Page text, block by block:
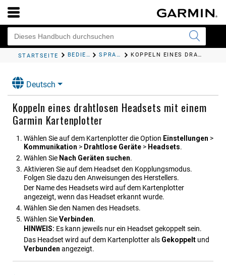
STARTSEITE BEDIENEN DES KARTENPLOTTERS SPRACHSTEUERUNG KOPPELN EINES DRAHTLOSEN HEADSETS MIT EINEM GARMIN KARTENPLOTTER
Deutsch
Koppeln eines drahtlosen Headsets mit einem
Garmin Kartenplotter
Wählen Sie auf dem Kartenplotter die Option Ein​stel​lungen >
Kommunikation > Drahtlose Geräte > Headsets.
Wählen Sie Nach Geräten suchen.
Aktivieren Sie auf dem Headset den Kopplungsmodus.
Folgen Sie dazu den Anweisungen des Herstellers.
Der Name des Headsets wird auf dem Kartenplotter
angezeigt, wenn das Headset erkannt wurde.
Wählen Sie den Namen des Headsets.
Wählen SieVerbinden.
HINWEIS: Es kann jeweils nur ein Headset gekoppelt sein.
Das Headset wird auf dem Kartenplotter als Gekoppelt und
Verbunden angezeigt.